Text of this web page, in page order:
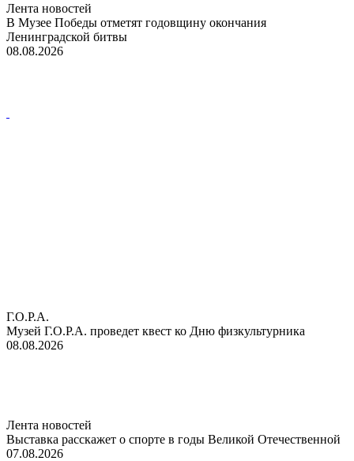
Лента новостей
В Музее Победы отметят годовщину окончания
Ленинградской битвы
08.08.2026
Г.О.Р.А.
Музей Г.О.Р.А. проведет квест ко Дню физкультурника
08.08.2026
Лента новостей
Выставка расскажет о спорте в годы Великой Отечественной
07.08.2026